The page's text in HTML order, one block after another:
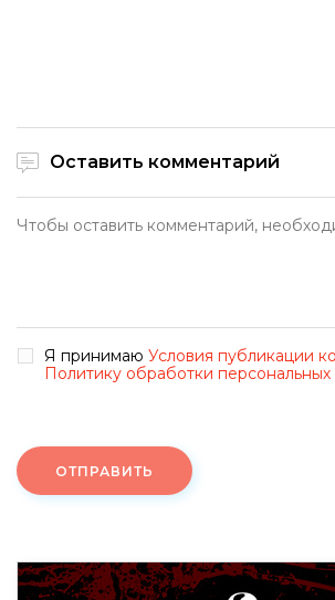
Оставить комментарий
Я принимаю Условия публикации
Политику обработки
ОТПРАВИТЬ